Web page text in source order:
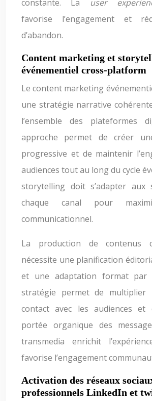
constante. La user
favorise l’engagement et
d’abandon.
Content marketing et
événementiel cross-platform
Le content marketing
une stratégie narrative
l’ensemble des plateformes
approche permet de créer
progressive et de maintenir
audiences tout au long du cycle
storytelling doit s’adapter aux
chaque canal pour
communicationnel.
La production de contenus
nécessite une planification
et une adaptation format par
stratégie permet de multiplier
contact avec les audiences et
portée organique des
transmedia enrichit
favorise l’engagement
Activation des réseaux
professionnels LinkedIn et